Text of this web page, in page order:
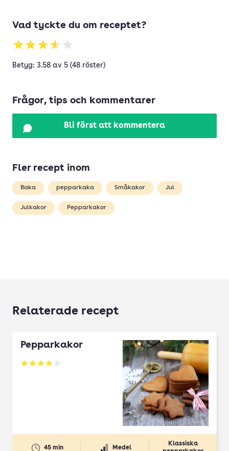
Vad tyckte du om receptet?
Betyg: 3.58 av 5 (48 röster)
Frågor, tips och kommentarer
Bli först att kommentera
Fler recept inom
Baka pepparkaka Småkakor Jul
Julkakor Pepparkakor
Relaterade recept
Pepparkakor
Betyg: 4.04 av 5
45 min Medel
Klassiska